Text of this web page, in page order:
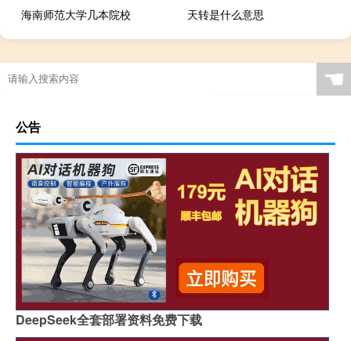
海南师范大学几本院校
天转是什么意思
☚
公告
DeepSeek全套部署资料免费下载